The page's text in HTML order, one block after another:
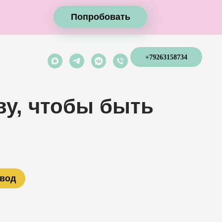
Попробовать
Попробовать
+79263158734
чтобы быть